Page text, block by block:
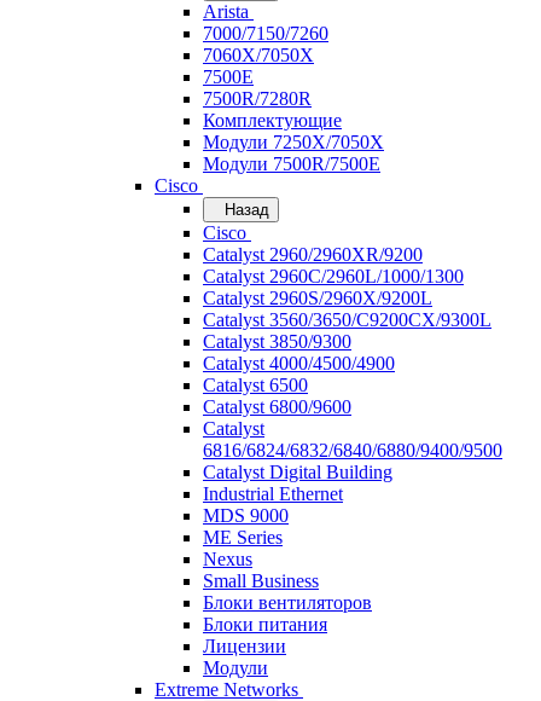
Arista
7000/7150/7260
7060X/7050X
7500E
7500R/7280R
Комплектующие
Модули 7250X/7050X
Модули 7500R/7500E
Cisco
Назад
Cisco
Catalyst 2960/2960XR/9200
Catalyst 2960C/2960L/1000/1300
Catalyst 2960S/2960X/9200L
Catalyst 3560/3650/C9200CX/9300L
Catalyst 3850/9300
Catalyst 4000/4500/4900
Catalyst 6500
Catalyst 6800/9600
Catalyst
6816/6824/6832/6840/6880/9400/9500
Catalyst Digital Building
Industrial Ethernet
MDS 9000
ME Series
Nexus
Small Business
Блоки вентиляторов
Блоки питания
Лицензии
Модули
Extreme Networks